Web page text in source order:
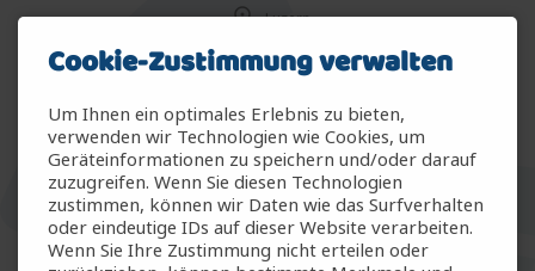
Luzern
Fest - Vollzeit
Bauspengler (m/w/d)
Winterthur
Temporär
Cookie-Zustimmung verwalten
Um Ihnen ein optimales Erlebnis zu bieten,
verwenden wir Technologien wie Cookies, um
Geräteinformationen zu speichern und/oder darauf
zuzugreifen. Wenn Sie diesen Technologien
zustimmen, können wir Daten wie das Surfverhalten
oder eindeutige IDs auf dieser Website verarbeiten.
Wenn Sie Ihre Zustimmung nicht erteilen oder